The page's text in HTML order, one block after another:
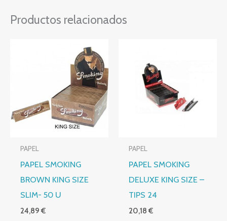
Productos relacionados
PAPEL
PAPEL SMOKING
BROWN KING SIZE
SLIM- 50 U
24,89€
PAPEL
PAPEL SMOKING
DELUXE KING SIZE –
TIPS 24
20,18€